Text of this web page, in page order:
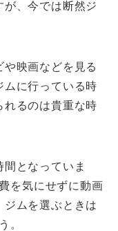
、今では断然ジ
映画などを見る
ムに行っている時
れるのは貴重な時
となっていま
を気にせずに動画
ジムを選ぶときは
。